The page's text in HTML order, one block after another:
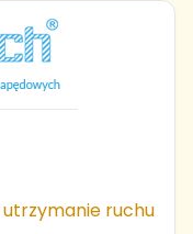
ruchu